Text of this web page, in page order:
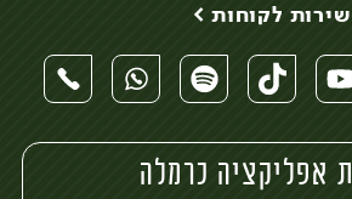
שירות לקוחות >
אפליקציה כרמלה